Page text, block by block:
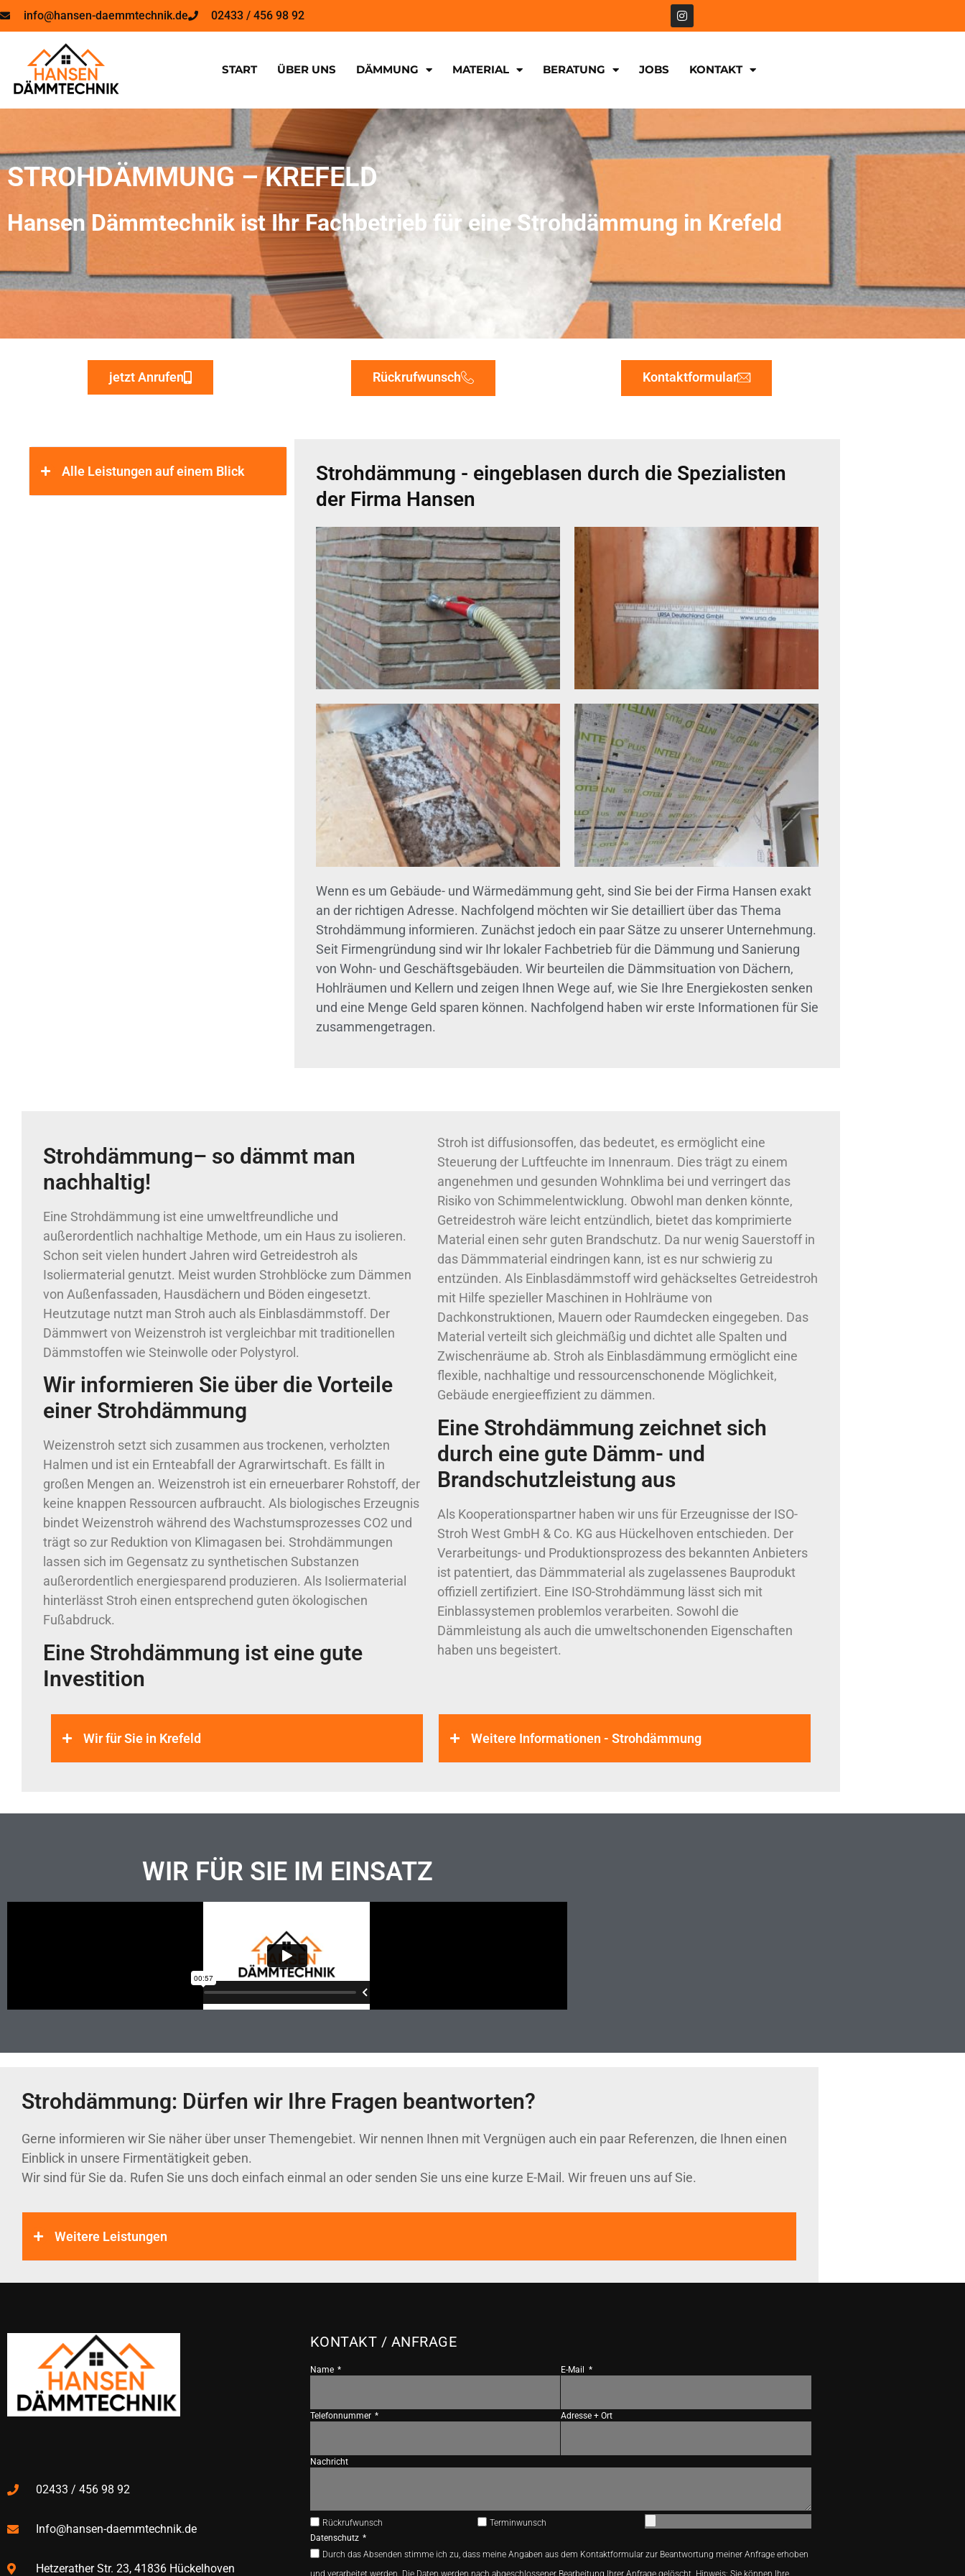
info@hansen-daemmtechnik.de 02433 / 456 98 92
START ÜBER UNS DÄMMUNG MATERIAL BERATUNG JOBS KONTAKT
STROHDÄMMUNG – KREFELD
Hansen Dämmtechnik ist Ihr Fachbetrieb für eine Strohdämmung in Krefeld
jetzt Anrufen Rückrufwunsch Kontaktformular
Alle Leistungen auf einem Blick
Strohdämmung - eingeblasen durch die Spezialisten
der Firma Hansen
Wenn es um Gebäude- und Wärmedämmung geht, sind Sie bei der Firma Hansen exakt
an der richtigen Adresse. Nachfolgend möchten wir Sie detailliert über das Thema
Strohdämmung informieren. Zunächst jedoch ein paar Sätze zu unserer Unternehmung.
Seit Firmengründung sind wir Ihr lokaler Fachbetrieb für die Dämmung und Sanierung
von Wohn- und Geschäftsgebäuden. Wir beurteilen die Dämmsituation von Dächern,
Hohlräumen und Kellern und zeigen Ihnen Wege auf, wie Sie Ihre Energiekosten senken
und eine Menge Geld sparen können. Nachfolgend haben wir erste Informationen für Sie
zusammengetragen.
Strohdämmung– so dämmt man
nachhaltig!
Eine Strohdämmung ist eine umweltfreundliche und
außerordentlich nachhaltige Methode, um ein Haus zu isolieren.
Schon seit vielen hundert Jahren wird Getreidestroh als
Isoliermaterial genutzt. Meist wurden Strohblöcke zum Dämmen
von Außenfassaden, Hausdächern und Böden eingesetzt.
Heutzutage nutzt man Stroh auch als Einblasdämmstoff. Der
Dämmwert von Weizenstroh ist vergleichbar mit traditionellen
Dämmstoffen wie Steinwolle oder Polystyrol.
Wir informieren Sie über die Vorteile
einer Strohdämmung
Weizenstroh setzt sich zusammen aus trockenen, verholzten
Halmen und ist ein Ernteabfall der Agrarwirtschaft. Es fällt in
großen Mengen an. Weizenstroh ist ein erneuerbarer Rohstoff, der
keine knappen Ressourcen aufbraucht. Als biologisches Erzeugnis
bindet Weizenstroh während des Wachstumsprozesses CO2 und
trägt so zur Reduktion von Klimagasen bei. Strohdämmungen
lassen sich im Gegensatz zu synthetischen Substanzen
außerordentlich energiesparend produzieren. Als Isoliermaterial
hinterlässt Stroh einen entsprechend guten ökologischen
Fußabdruck.
Eine Strohdämmung ist eine gute
Investition
Stroh ist diffusionsoffen, das bedeutet, es ermöglicht eine
Steuerung der Luftfeuchte im Innenraum. Dies trägt zu einem
angenehmen und gesunden Wohnklima bei und verringert das
Risiko von Schimmelentwicklung. Obwohl man denken könnte,
Getreidestroh wäre leicht entzündlich, bietet das komprimierte
Material einen sehr guten Brandschutz. Da nur wenig Sauerstoff in
das Dämmmaterial eindringen kann, ist es nur schwierig zu
entzünden. Als Einblasdämmstoff wird gehäckseltes Getreidestroh
mit Hilfe spezieller Maschinen in Hohlräume von
Dachkonstruktionen, Mauern oder Raumdecken eingegeben. Das
Material verteilt sich gleichmäßig und dichtet alle Spalten und
Zwischenräume ab. Stroh als Einblasdämmung ermöglicht eine
flexible, nachhaltige und ressourcenschonende Möglichkeit,
Gebäude energieeffizient zu dämmen.
Eine Strohdämmung zeichnet sich
durch eine gute Dämm- und
Brandschutzleistung aus
Als Kooperationspartner haben wir uns für Erzeugnisse der ISO-
Stroh West GmbH & Co. KG aus Hückelhoven entschieden. Der
Verarbeitungs- und Produktionsprozess des bekannten Anbieters
ist patentiert, das Dämmmaterial als zugelassenes Bauprodukt
offiziell zertifiziert. Eine ISO-Strohdämmung lässt sich mit
Einblassystemen problemlos verarbeiten. Sowohl die
Dämmleistung als auch die umweltschonenden Eigenschaften
haben uns begeistert.
Wir für Sie in Krefeld Weitere Informationen - Strohdämmung
WIR FÜR SIE IM EINSATZ
Strohdämmung: Dürfen wir Ihre Fragen beantworten?
Gerne informieren wir Sie näher über unser Themengebiet. Wir nennen Ihnen mit Vergnügen auch ein paar Referenzen, die Ihnen einen
Einblick in unsere Firmentätigkeit geben.
Wir sind für Sie da. Rufen Sie uns doch einfach einmal an oder senden Sie uns eine kurze E-Mail. Wir freuen uns auf Sie.
Weitere Leistungen
02433 / 456 98 92
Info@hansen-daemmtechnik.de
Hetzerather Str. 23, 41836 Hückelhoven
KONTAKT / ANFRAGE
Name E-Mail
Telefonnummer Adresse + Ort
Nachricht
Rückrufwunsch
Terminwunsch
Datenschutz
Durch das Absenden stimme ich zu, dass meine Angaben aus dem Kontaktformular zur Beantwortung meiner Anfrage erhoben